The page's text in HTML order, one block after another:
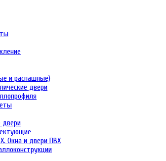
и распашные)
двери
Окна и двери ПВХ